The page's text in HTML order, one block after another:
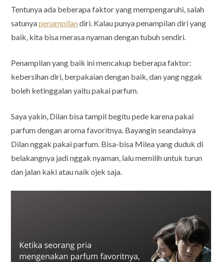
Tentunya ada beberapa faktor yang mempengaruhi, salah
satunyapenampilan diri. Kalau punya penampilan diri yang
baik, kita bisa merasa nyaman dengan tubuh sendiri.
Penampilan yang baik ini mencakup beberapa faktor:
kebersihan diri, berpakaian dengan baik, dan yang nggak
boleh ketinggalan yaitu pakai parfum.
Saya yakin, Dilan bisa tampil begitu pede karena pakai
parfum dengan aroma favoritnya. Bayangin seandainya
Dilan nggak pakai parfum. Bisa-bisa Milea yang duduk di
belakangnya jadi nggak nyaman, lalu memilih untuk turun
dan jalan kaki atau naik ojek saja.